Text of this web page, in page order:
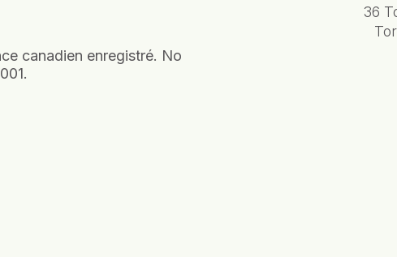
canadien enregistré. No
36